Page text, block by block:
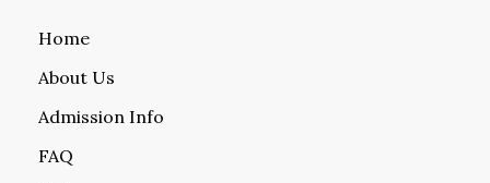
Home
About Us
Admission Info
FAQ